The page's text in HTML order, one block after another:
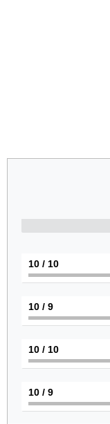
10
/ 10
9
/ 10
10
/ 10
9
/ 10